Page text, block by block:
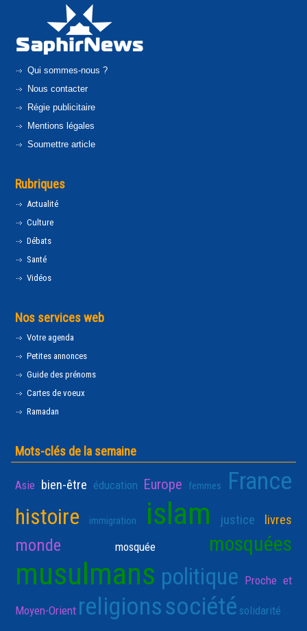
Qui sommes-nous ?
Nous contacter
Régie publicitaire
Mentions légales
Soumettre article
Rubriques
Actualité
Culture
Débats
Santé
Vidéos
Nos services web
Votre agenda
Petites annonces
Guide des prénoms
Cartes de voeux
Ramadan
Mots-clés de la semaine
Asie bien-être éducation Europe femmes France
histoire immigration islam justice livres
monde mosquée mosquées
musulmans politique Proche et
Moyen-Orient religionssociété solidarité